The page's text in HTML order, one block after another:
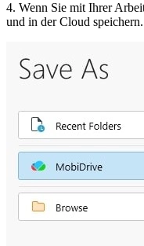
4. Wenn Sie mit Ihrer
und in der Cloud speichern.